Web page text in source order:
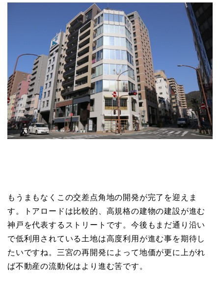
もうまもなくこの交差点角地の開発が完了を迎えま
す。トアロードは比較的、高規格の建物の建設が進む
神戸を代表するストリートです。今後もまだ通り沿い
で低利用されている土地は高度利用が進む事を期待し
たいですね。三宮の再開発によって地価が更に上がれ
ば不動産の流動化はより進む筈です。